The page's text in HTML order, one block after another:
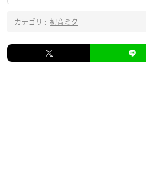
カテゴリ : 初音ミク